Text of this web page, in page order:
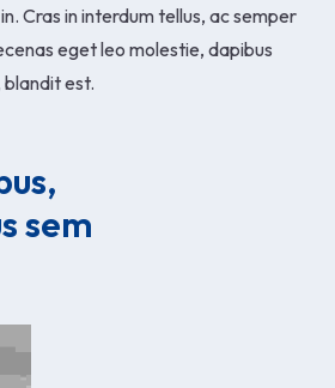
Cras in interdum tellus, ac semper
eget leo molestie, dapibus
blandit est.
sem